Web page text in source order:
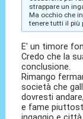
strappare un
Ma occhio che
tenere tutti il più
E' un timore
Credo che la
conclusione.
Rimango
società che
dovresti
e fame